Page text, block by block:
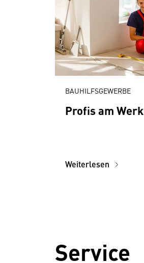
BAUHILFSGEWERBE
Profis am Werk
Weiterlesen
Service